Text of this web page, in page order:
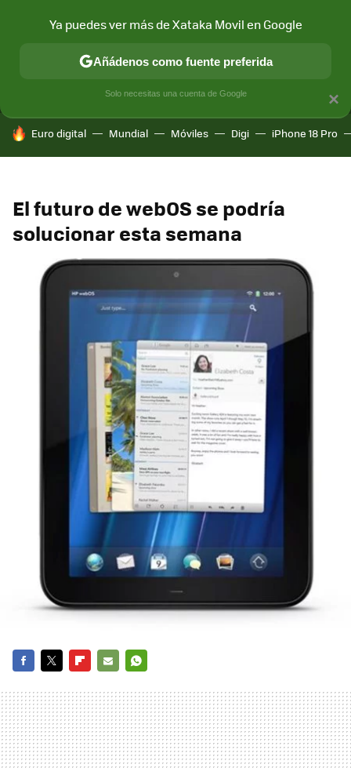
MÓVIL Y SOCIEDAD APLICACIONES
HOY SE HABLA DE
Euro digital Mundial Móviles Digi iPhone 18 Pro
El futuro de webOS se podría
solucionar esta semana
MAIL
×
Ya puedes ver más de Xataka Movil en Google
Añádenos como fuente preferida
Solo necesitas una cuenta de Google